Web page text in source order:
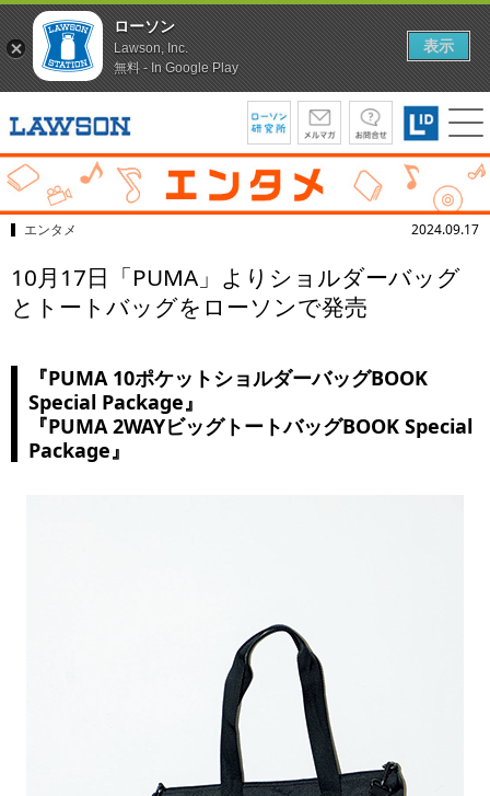
エンタメ 2024.09.17
10月17日「PUMA」よりショルダーバッグ
とトートバッグをローソンで発売
『PUMA 10ポケットショルダーバッグBOOK
Special Package』
『PUMA 2WAYビッグトートバッグBOOK Special
Package』
ローソン
Lawson, Inc.
無料 - In Google Play
表示